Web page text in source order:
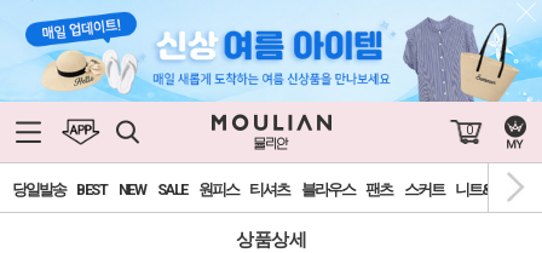
0
당일발송 BEST NEW SALE 원피스 티셔츠 블라우스 팬츠 스커트 니트&가디건
상품상세